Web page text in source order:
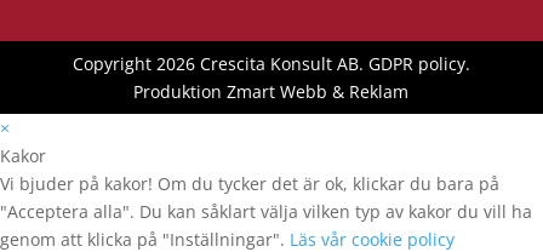
Copyright 2026 Crescita Konsult AB. GDPR policy.
ProduktionZmart Webb & Reklam
×
Kakor
Vi bjuder på kakor! Om du tycker det är ok, klickar du bara på
"Acceptera alla". Du kan såklart välja vilken typ av kakor du vill ha
genom att klicka på "Inställningar". Läs vår cookie policy